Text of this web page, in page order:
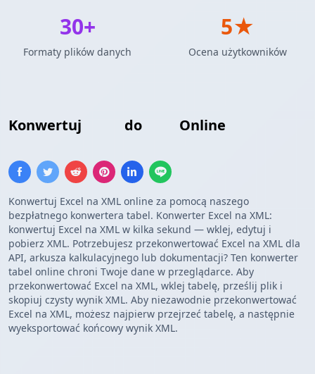
Konwertuj do Online
Konwertuj Excel na XML online za pomocą naszego
bezpłatnego konwertera tabel. Konwerter Excel na XML:
konwertuj Excel na XML w kilka sekund — wklej, edytuj i
pobierz XML. Potrzebujesz przekonwertować Excel na XML dla
API, arkusza kalkulacyjnego lub dokumentacji? Ten konwerter
tabel online chroni Twoje dane w przeglądarce. Aby
przekonwertować Excel na XML, wklej tabelę, prześlij plik i
skopiuj czysty wynik XML. Aby niezawodnie przekonwertować
Excel na XML, możesz najpierw przejrzeć tabelę, a następnie
wyeksportować końcowy wynik XML.
30+
Formaty plików danych
5★
Ocena użytkowników